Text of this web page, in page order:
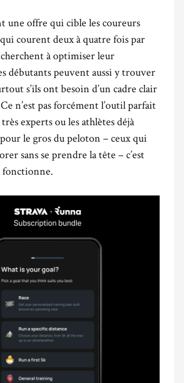
une offre qui cible les coureurs
courent deux à quatre fois par
à optimiser leur
débutants peuvent aussi y trouver
s’ils ont besoin d’un cadre clair
n’est pas forcément l’outil parfait
experts ou les athlètes déjà
le gros du peloton – ceux qui
sans se prendre la tête – c’est
fonctionne.